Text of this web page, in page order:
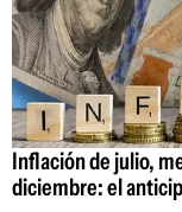
Inflación de julio,
diciembre: el